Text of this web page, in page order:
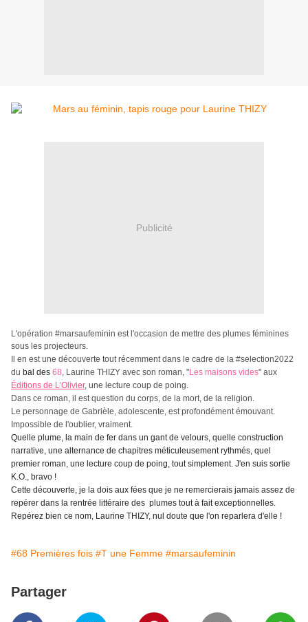
Publicité
L'opération #marsaufeminin est l'occasion de mettre des plumes féminines
sous les projecteurs.
Il en est une découverte tout récemment dans le cadre de la #selection2022
du bal des 68, Laurine THIZY avec son roman, "Les maisons vides" aux
Éditions de L’Olivier, une lecture coup de poing.
Dans ce roman, il est question du corps, de la mort, de la religion.
Le personnage de Gabrièle, adolescente, est profondément émouvant.
Impossible de l'oublier, vraiment.
Quelle plume, la main de fer dans un gant de velours, quelle construction
narrative, une alternance de chapitres méticuleusement rythmés, quel
premier roman, une lecture coup de poing, tout simplement. J'en suis sortie
K.O., bravo !
Cette découverte, je la dois aux fées que je ne remercierais jamais assez de
repérer dans la rentrée littéraire des plumes tout à fait exceptionnelles.
Repérez bien ce nom, Laurine THIZY, nul doute que l'on reparlera d'elle !
#68 Premières fois #T une Femme #marsaufeminin
Partager